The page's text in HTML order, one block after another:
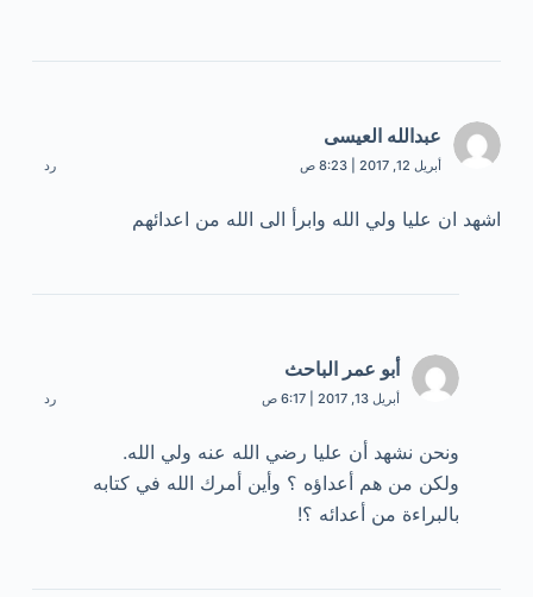
عبدالله العيسى
أبريل 12, 2017 | 8:23 ص رد
اشهد ان عليا ولي الله وابرأ الى الله من اعدائهم
أبو عمر الباحث
أبريل 13, 2017 | 6:17 ص رد
ونحن نشهد أن عليا رضي الله عنه ولي الله.
ولكن من هم أعداؤه ؟ وأين أمرك الله في كتابه
بالبراءة من أعدائه ؟!